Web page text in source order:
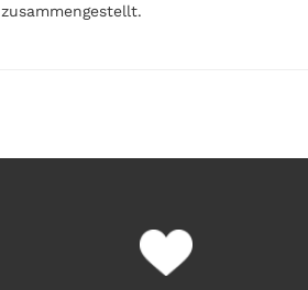
zusammengestellt.